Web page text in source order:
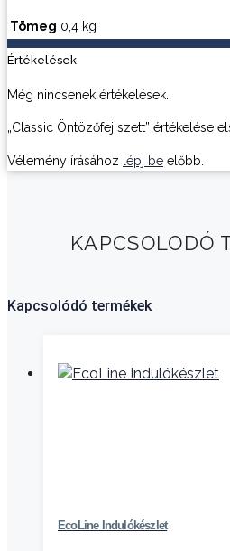
Tömeg 0,4 kg
Értékelések
Még nincsenek értékelések.
„Classic Öntözőfej szett” értékelése
Vélemény írásához lépj be előbb.
KAPCSOLODÓ
Kapcsolódó termékek
EcoLine Indulókészlet